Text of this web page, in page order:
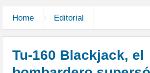
Home Editorial
Tu-160 Blackjack, el